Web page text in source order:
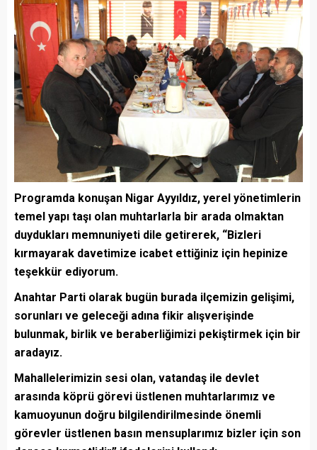
Programda konuşan Nigar Ayyıldız, yerel yönetimlerin
temel yapı taşı olan muhtarlarla bir arada olmaktan
duydukları memnuniyeti dile getirerek, “Bizleri
kırmayarak davetimize icabet ettiğiniz için hepinize
teşekkür ediyorum.
Anahtar Parti olarak bugün burada ilçemizin gelişimi,
sorunları ve geleceği adına fikir alışverişinde
bulunmak, birlik ve beraberliğimizi pekiştirmek için bir
aradayız.
Mahallelerimizin sesi olan, vatandaş ile devlet
arasında köprü görevi üstlenen muhtarlarımız ve
kamuoyunun doğru bilgilendirilmesinde önemli
görevler üstlenen basın mensuplarımız bizler için son